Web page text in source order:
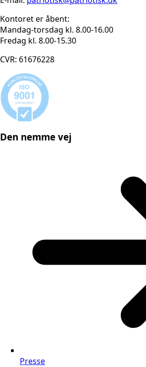
Kontoret er åbent:
Mandag-torsdag kl. 8.00-16.00
Fredag kl. 8.00-15.30
CVR: 61676228
Den nemme vej
Presse